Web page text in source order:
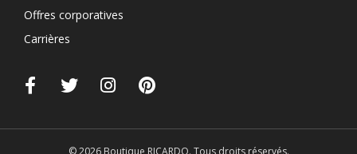
Offres corporatives
Carrières